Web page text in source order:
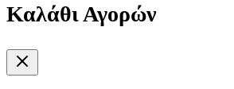
Καλάθι Αγορών